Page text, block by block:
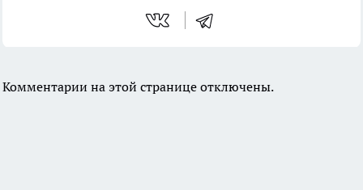
Комментарии на этой странице отключены.